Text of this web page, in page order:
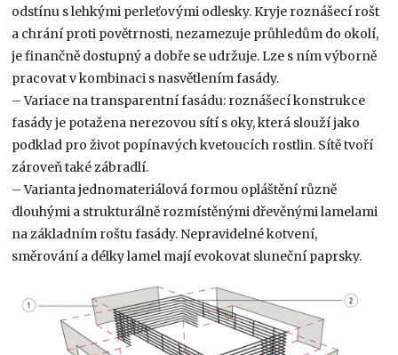
odstínu s lehkými perleťovými odlesky. Kryje roznášecí rošt
a chrání proti povětrnosti, nezamezuje průhledům do okolí,
je finančně dostupný a dobře se udržuje. Lze s ním výborně
pracovat v kombinaci s nasvětlením fasády.
– Variace na transparentní fasádu: roznášecí konstrukce
fasády je potažena nerezovou sítí s oky, která slouží jako
podklad pro život popínavých kvetoucích rostlin. Sítě tvoří
zároveň také zábradlí.
– Varianta jednomateriálová formou opláštění různě
dlouhými a strukturálně rozmístěnými dřevěnými lamelami
na základním roštu fasády. Nepravidelné kotvení,
směrování a délky lamel mají evokovat sluneční paprsky.